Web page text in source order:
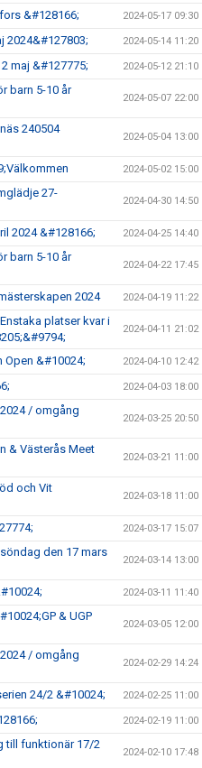
&#128166; 2024-05-17 09:30
2024&#127803; 2024-05-14 11:20
maj &#127775; 2024-05-12 21:10
barn 5-10 år
2024-05-07 22:00
240504
2024-05-04 13:00
2024-05-02 15:00
27-
2024-04-30 14:50
2024 &#128166; 2024-04-25 14:40
barn 5-10 år
2024-04-22 17:45
2024 2024-04-19 11:22
platser kvar i
2024-04-11 21:02
Open &#10024; 2024-04-10 12:42
2024-04-03 18:00
/ omgång
2024-03-25 20:50
& Västerås Meet
2024-03-21 11:00
och Vit
2024-03-18 11:00
2024-03-17 15:07
den 17 mars
2024-03-14 13:00
2024-03-11 11:40
& UGP
2024-03-05 12:00
/ omgång
2024-02-29 14:24
24/2 &#10024; 2024-02-25 11:00
2024-02-19 11:00
till funktionär 17/2
2024-02-10 17:48